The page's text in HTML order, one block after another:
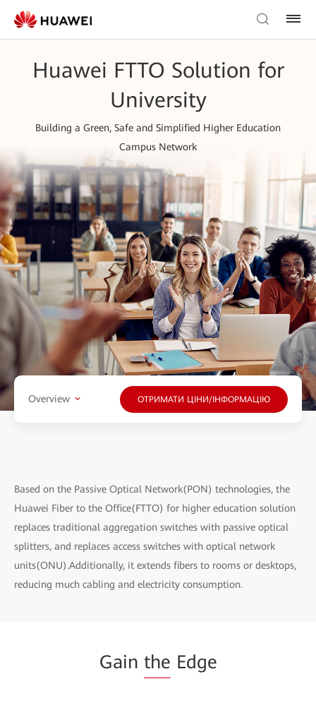
Huawei FTTO Solution for
University
Building a Green, Safe and Simplified Higher Education
Campus Network
Overview ОТРИМАТИ ЦІНИ/ІНФОРМАЦІЮ
Based on the Passive Optical Network(PON) technologies, the
Huawei Fiber to the Office(FTTO) for higher education solution
replaces traditional aggregation switches with passive optical
splitters, and replaces access switches with optical network
units(ONU).Additionally, it extends fibers to rooms or desktops,
reducing much cabling and electricity consumption.
Gain the Edge